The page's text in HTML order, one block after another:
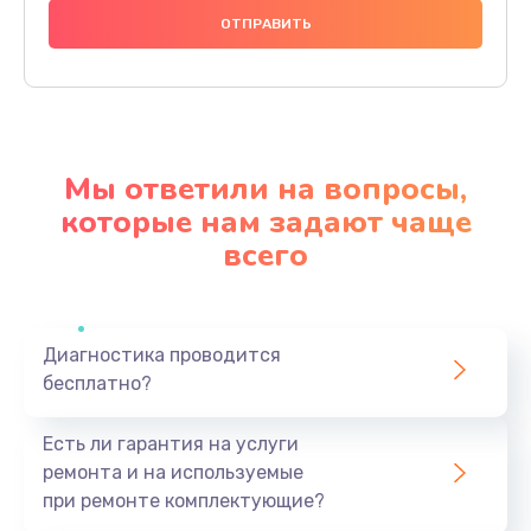
1490 руб.
Заказать
Замена кнопки Home (домой)
Замена сканера отпечатка
Заказать
Мы ответили на вопросы,
которые нам задают чаще
всего
Диагностика проводится
бесплатно?
Есть ли гарантия на услуги
ремонта и на используемые
при ремонте комплектующие?